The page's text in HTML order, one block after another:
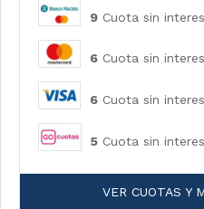
9 Cuota sin
6 Cuota sin
6 Cuota sin
5 Cuota sin
VER CUOTAS Y